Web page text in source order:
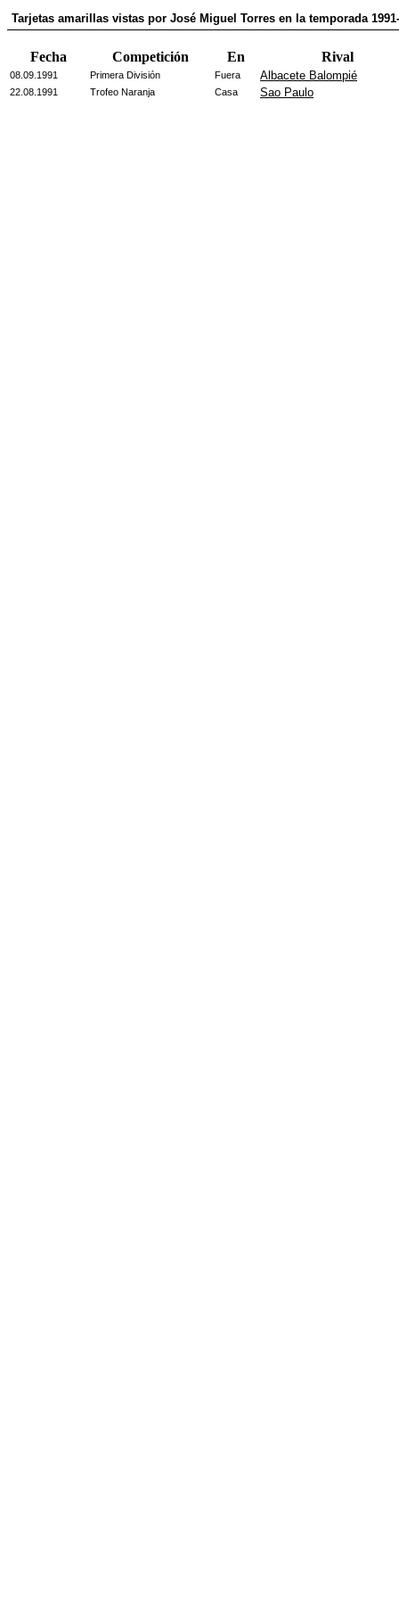
Tarjetas amarillas vistas por José Miguel Torres en la temporada
Fecha Competición En Rival
08.09.1991 Primera División Fuera Albacete Balompié
22.08.1991 Trofeo Naranja Casa Sao Paulo